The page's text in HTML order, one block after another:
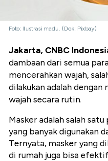
Foto: Ilustrasi madu. (Dok: Pixbay)
Jakarta, CNBC
dambaan dari semua
mencerahkan wajah,
dilakukan adalah dengan
wajah secara rutin.
Masker adalah salah
yang banyak digunakan
Ternyata, masker yang
di rumah juga bisa